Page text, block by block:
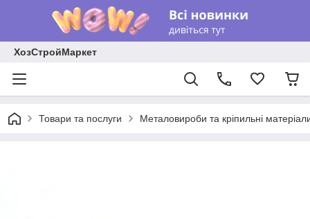
ХозСтройМаркет
Товари та послуги Металовироби та кріпильні